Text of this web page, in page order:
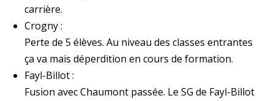
carrière.
Crogny :
Perte de 5 élèves. Au niveau des classes entrantes
ça va mais déperdition en cours de formation.
Fayl-Billot :
Fusion avec Chaumont passée. Le SG de Fayl-Billot